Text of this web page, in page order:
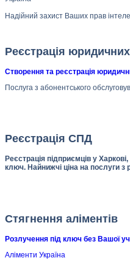
Надійний захист Ваших прав
Реєстрація
Створення та реєстрація
Послуга з абонентського
Реєстрація СПД
Реєстрація підприємців у
ключ. Найнижчі ціна на послуги з
Стягнення аліментів
Розлучення під ключ без Вашої
Аліменти Україна